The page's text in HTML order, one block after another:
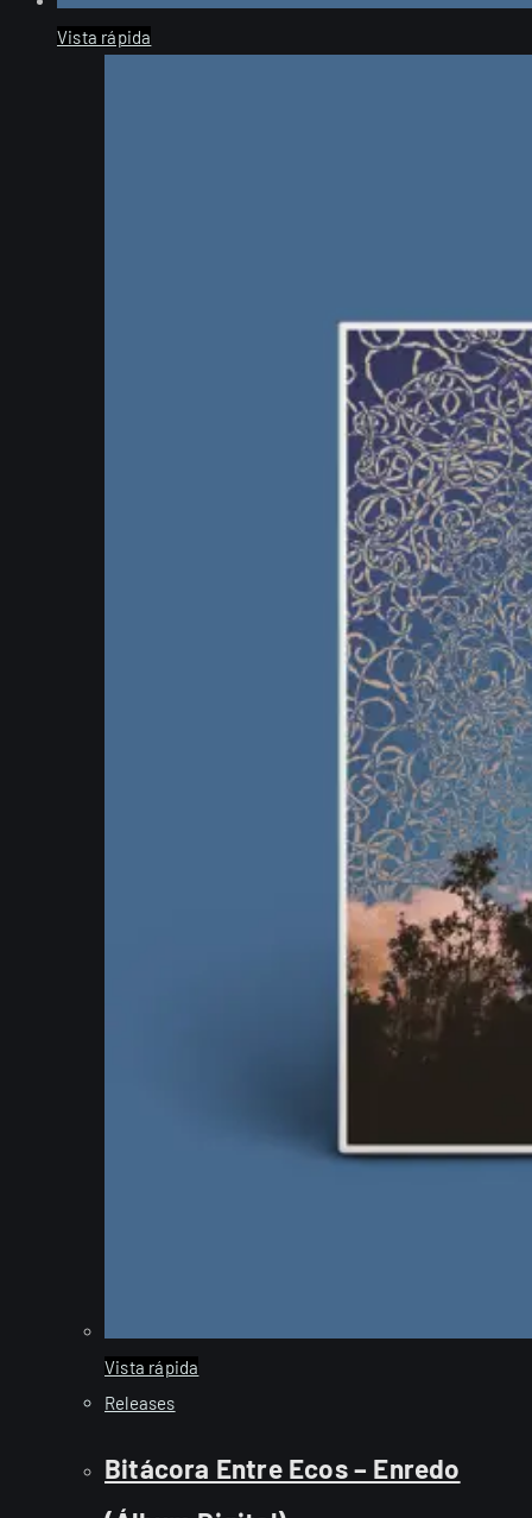
Vista rápida
Vista rápida
Releases
Bitácora Entre Ecos – Enredo